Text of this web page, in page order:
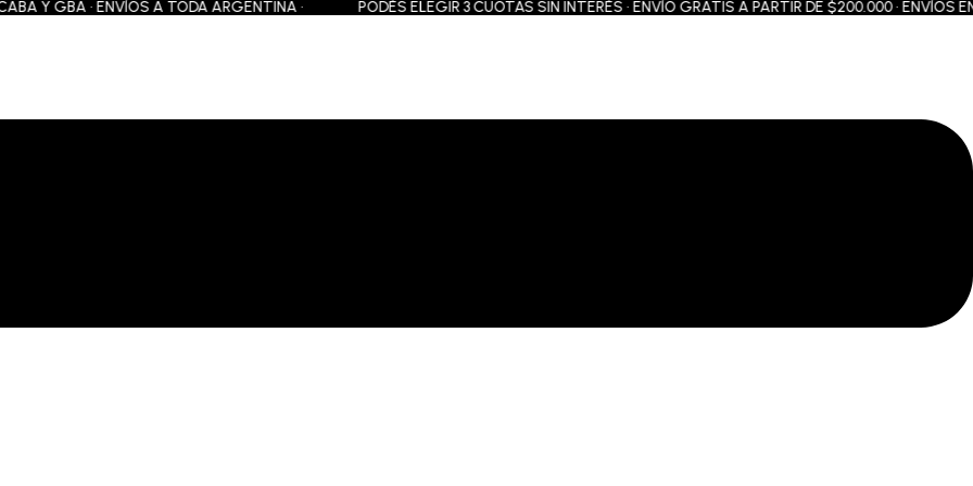
Y GBA • ENVÍOS A TODA ARGENTINA • PODÉS ELEGIR 3 CUOTAS SIN INTERÉS • ENVÍO GRATIS A PARTIR DE $200.000 • ENVÍOS EN